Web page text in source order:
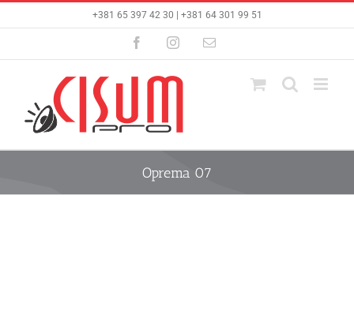
+381 65 397 42 30 | +381 64 301 99 51
FacebookInstagramEmail
Oprema 07